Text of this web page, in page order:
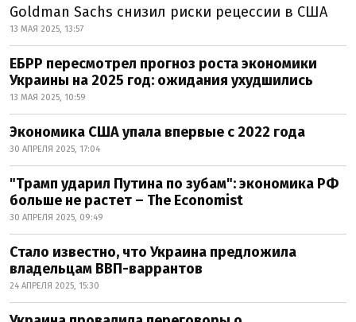
Goldman Sachs снизил риски рецессии в США
13 МАЯ 2025, 13:57
ЕБРР пересмотрел прогноз роста экономики
Украины на 2025 год: ожидания ухудшились
13 МАЯ 2025, 10:59
Экономика США упала впервые с 2022 года
30 АПРЕЛЯ 2025, 17:04
"Трамп ударил Путина по зубам": экономика РФ
больше не растет – The Economist
30 АПРЕЛЯ 2025, 09:49
Стало известно, что Украина предложила
владельцам ВВП-варрантов
24 АПРЕЛЯ 2025, 15:30